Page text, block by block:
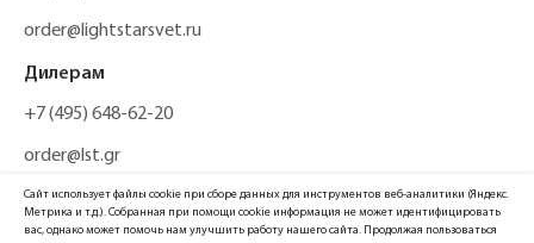
order@lightstarsvet.ru
Дилерам
+7 (495) 648-62-20
order@lst.gr
Сайт использует файлы cookie при сборе данных для инструментов веб-аналитики (Яндекс.
Метрика и т.д.). Собранная при помощи cookie информация не может идентифицировать
вас, однако может помочь нам улучшить работу нашего сайта. Продолжая пользоваться